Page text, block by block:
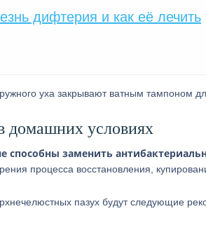
дифтерия и как её лечить
уха закрывают ватным тампоном
домашних условиях
заменить
процесса восстановления,
пазух будут следующие